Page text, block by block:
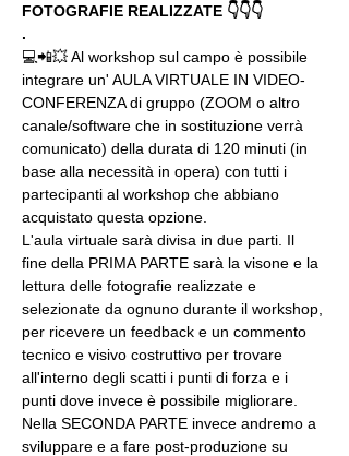
FOTOGRAFIE REALIZZATE 👇👇👇
.
💻📲💥 Al workshop sul campo è possibile
integrare un' AULA VIRTUALE IN VIDEO-
CONFERENZA di gruppo (ZOOM o altro
canale/software che in sostituzione verrà
comunicato) della durata di 120 minuti (in
base alla necessità in opera) con tutti i
partecipanti al workshop che abbiano
acquistato questa opzione.
L'aula virtuale sarà divisa in due parti. Il
fine della PRIMA PARTE sarà la visone e la
lettura delle fotografie realizzate e
selezionate da ognuno durante il workshop,
per ricevere un feedback e un commento
tecnico e visivo costruttivo per trovare
all'interno degli scatti i punti di forza e i
punti dove invece è possibile migliorare.
Nella SECONDA PARTE invece andremo a
sviluppare e a fare post-produzione su